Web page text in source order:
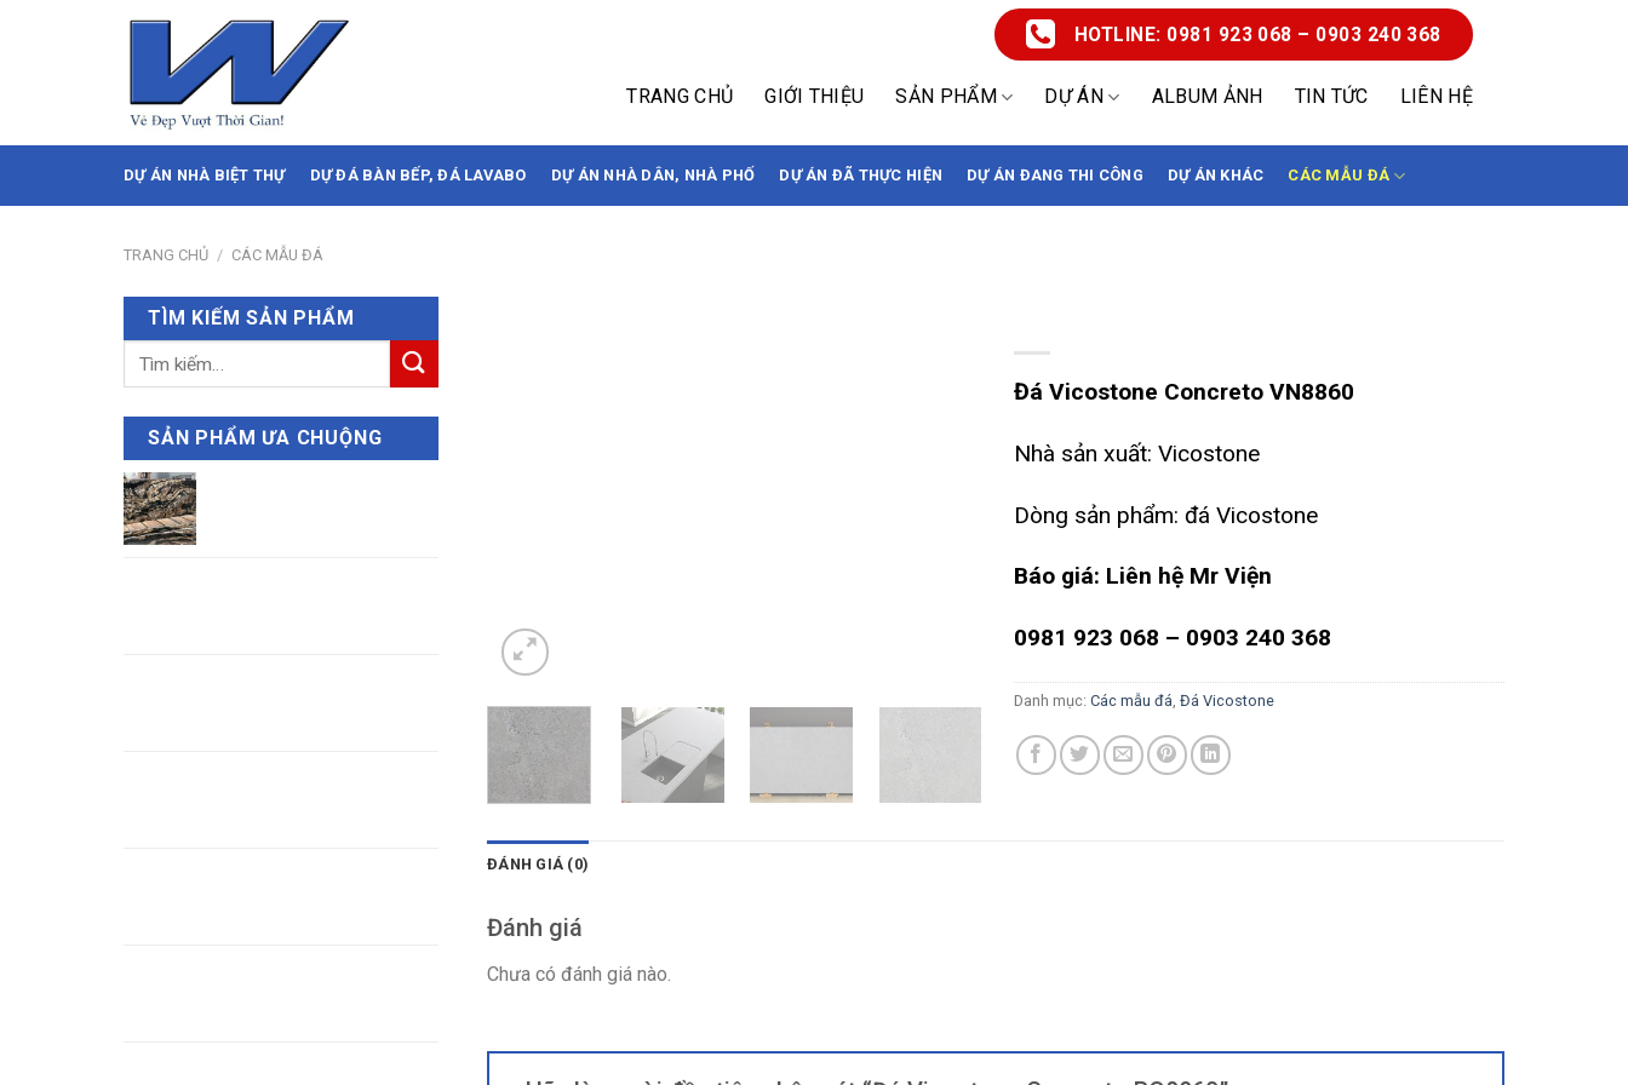
TRANG CHỦ
GIỚI THIỆU SẢN PHẨM DỰ ÁN ALBUM ẢNH TIN TỨC LIÊN HỆ
HOTLINE: 0981 923 068 – 0903 240 368
DỰ ÁN NHÀ BIỆT THỰ DỰ ĐÁ BÀN BẾP, ĐÁ LAVABO DỰ ÁN NHÀ DÂN, NHÀ PHỐ DỰ ÁN ĐÃ THỰC HIỆN DỰ ÁN ĐANG THI CÔNG DỰ ÁN KHÁC CÁC MẪU ĐÁ
TRANG CHỦ / CÁC MẪU ĐÁ
TÌM KIẾM SẢN PHẨM
Tìm
SẢN PHẨM ƯA CHUỘNG
Đá Vicostone Concreto VN8860
Nhà sản xuất: Vicostone
Dòng sản phẩm: đá Vicostone
Báo giá: Liên hệ Mr Viện
0981 923 068 – 0903 240 368
Danh mục: Các mẫu đá Đá Vicostone
ĐÁNH GIÁ (0)
Đánh giá
Chưa có đánh giá nào.